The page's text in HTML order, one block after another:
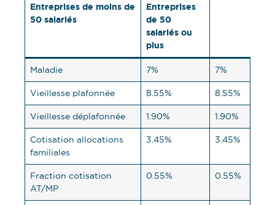
Entreprises de moins de
50 salariés
Entreprises
de 50
salariés ou
plus
Maladie 7% 7%
Vieillesse plafonnée 8.55% 8.55%
Vieillesse déplafonnée 1.90% 1.90%
Cotisation allocations
familiales
3.45% 3.45%
Fraction cotisation
AT/MP
0.55% 0.55%